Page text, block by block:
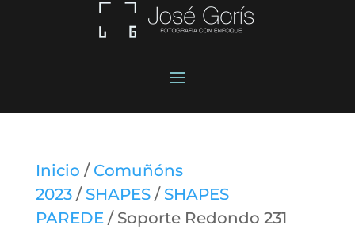
Inicio / Comuñóns
2023/ SHAPES/ SHAPES
PAREDE/ Soporte Redondo 231